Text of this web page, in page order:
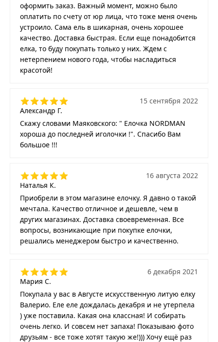
оформить заказ. Важный момент, можно было
оплатить по счету от юр лица, что тоже меня очень
устроило. Сама ель в шикарная, очень хорошее
качество. Доставка быстрая. Если еще понадобится
елка, то буду покупать только у них. Ждем с
нетерпением нового года, чтобы насладиться
красотой!
Александр Г.
15 сентября 2022
Скажу словами Маяковского: " Елочка NORDMAN
хороша до последней иголочки !". Спасибо Вам
большое !!!
Наталья К.
16 августа 2022
Приобрели в этом магазине елочку. Я давно о такой
мечтала. Качество отличное и дешевле, чем в
других магазинах. Доставка своевременная. Все
вопросы, возникающие при покупке елочки,
решались менеджером быстро и качественно.
Мария С.
6 декабря 2021
Покупала у вас в Августе искусственную литую елку
Валерио. Еле еле дождалась декабря и не утерпела
) уже поставила. Какая она классная! И собирать
очень легко. И совсем нет запаха! Показываю фото
друзьям - все тоже хотят такую же!))) Хочу ещё раз